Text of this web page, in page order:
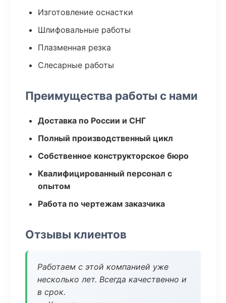
Изготовление оснастки
Шлифовальные работы
Плазменная резка
Слесарные работы
Преимущества работы с нами
Доставка по России и СНГ
Полный производственный цикл
Собственное конструкторское бюро
Квалифицированный персонал с
опытом
Работа по чертежам заказчика
Отзывы клиентов
Работаем с этой компанией уже
несколько лет. Всегда качественно и
в срок.